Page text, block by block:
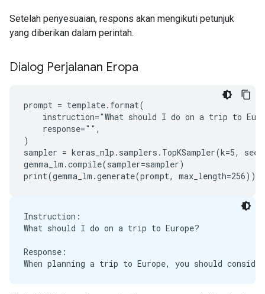
Setelah penyesuaian, respons akan mengikuti petunjuk
yang diberikan dalam perintah.
Dialog Perjalanan Eropa
prompt = template.format(
instruction="What should I do on a trip to
    response="",
)
sampler = keras_nlp.samplers.TopKSampler(k=5,
gemma_lm.compile(sampler=sampler)
Instruction:
What should I do on a trip to Europe?
Response: